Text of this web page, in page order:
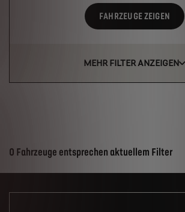
FAHRZEUGE ZEIGEN
MEHR FILTER ANZEIGEN
Suchergebnisse
0 Fahrzeuge entsprechen aktuellem Filter